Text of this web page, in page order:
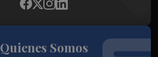
Quienes Somos